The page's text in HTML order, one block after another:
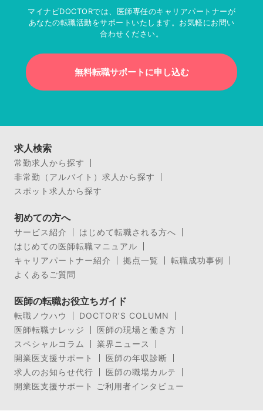
マイナビDOCTORでは、医師専任のキャリアパートナーが
あなたの転職活動をサポートいたします。お気軽にお問い
合わせください。
無料転職サポートに申し込む
求人検索
常勤求人から探す
非常勤（アルバイト）求人から探す
スポット求人から探す
初めての方へ
サービス紹介
はじめて転職される方へ
はじめての医師転職マニュアル
キャリアパートナー紹介
拠点一覧
転職成功事例
よくあるご質問
医師の転職お役立ちガイド
転職ノウハウ
DOCTOR’S COLUMN
医師転職ナレッジ
医師の現場と働き方
スペシャルコラム
業界ニュース
開業医支援サポート
医師の年収診断
求人のお知らせ代行
医師の職場カルテ
開業医支援サポート ご利用者インタビュー